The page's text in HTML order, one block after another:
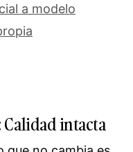
a modelo
intacta